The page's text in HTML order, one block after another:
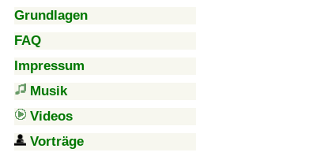
Grundlagen
FAQ
Impressum
Musik
Videos
Vorträge